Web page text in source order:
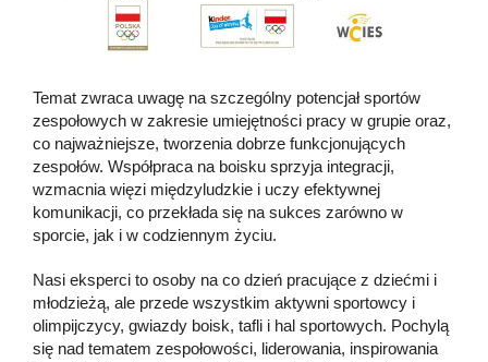
Temat zwraca uwagę na szczególny potencjał sportów
zespołowych w zakresie umiejętności pracy w grupie oraz,
co najważniejsze, tworzenia dobrze funkcjonujących
zespołów. Współpraca na boisku sprzyja integracji,
wzmacnia więzi międzyludzkie i uczy efektywnej
komunikacji, co przekłada się na sukces zarówno w
sporcie, jak i w codziennym życiu.
Nasi eksperci to osoby na co dzień pracujące z dziećmi i
młodzieżą, ale przede wszystkim aktywni sportowcy i
olimpijczycy, gwiazdy boisk, tafli i hal sportowych. Pochylą
się nad tematem zespołowości, liderowania, inspirowania